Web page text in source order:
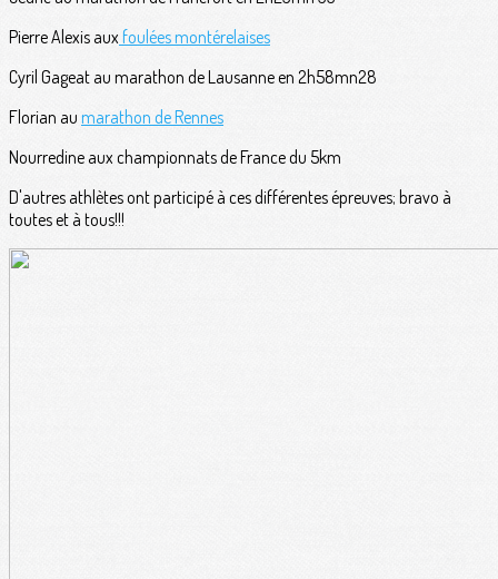
Pierre Alexis aux foulées montérelaises
Cyril Gageat au marathon de Lausanne en 2h58mn28
Florian au marathon de Rennes
Nourredine aux championnats de France du 5km
D'autres athlètes ont participé à ces différentes épreuves; bravo à
toutes et à tous!!!